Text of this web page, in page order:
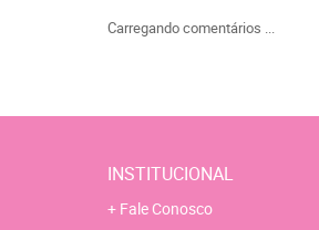
Carregando comentários ...
INSTITUCIONAL
Fale Conosco